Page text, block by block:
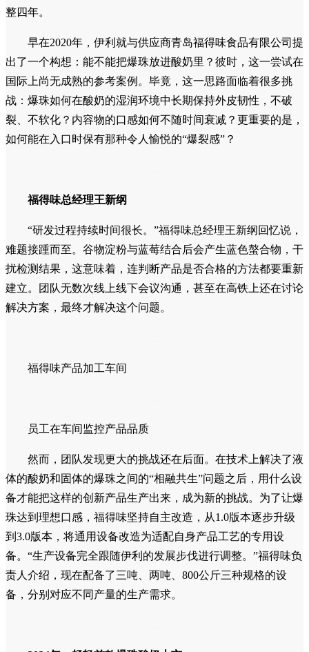
整四年。
早在2020年，伊利就与供应商青岛福得味食品有限公司提
出了一个构想：能不能把爆珠放进酸奶里？彼时，这一尝试在
国际上尚无成熟的参考案例。毕竟，这一思路面临着很多挑
战：爆珠如何在酸奶的湿润环境中长期保持外皮韧性，不破
裂、不软化？内容物的口感如何不随时间衰减？更重要的是，
如何能在入口时保有那种令人愉悦的“爆裂感”？
福得味总经理王新纲
“研发过程持续时间很长。”福得味总经理王新纲回忆说，
难题接踵而至。谷物淀粉与蓝莓结合后会产生蓝色螯合物，干
扰检测结果，这意味着，连判断产品是否合格的方法都要重新
建立。团队无数次线上线下会议沟通，甚至在高铁上还在讨论
解决方案，最终才解决这个问题。
福得味产品加工车间